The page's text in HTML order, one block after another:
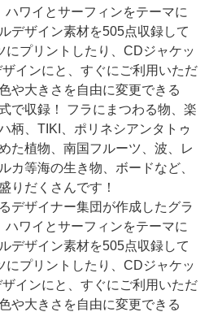
ワイとサーフィンをテーマに
デザイン素材を505点収録して
にプリントしたり、CDジャケッ
インにと、すぐにご利用いただ
や大きさを自由に変更できる
で収録！ フラにまつわる物、楽
柄、TIKI、ポリネシアンタトゥ
た植物、南国フルーツ、波、レ
カ等海の生き物、ボードなど、
りだくさんです！
デザイナー集団が作成したグラ
ワイとサーフィンをテーマに
デザイン素材を505点収録して
にプリントしたり、CDジャケッ
インにと、すぐにご利用いただ
や大きさを自由に変更できる